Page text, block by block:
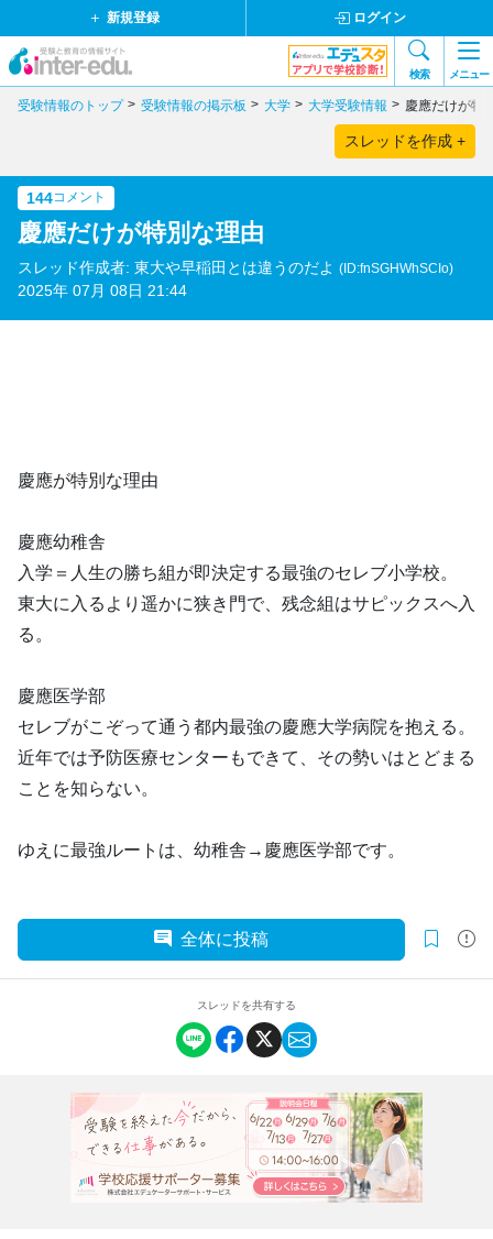
新規登録 ログイン
検索 メニュー
受験情報のトップ 受験情報の掲示板 大学 大学受験情報 慶應だけが特
スレッドを作成 +
144コメント
慶應だけが特別な理由
スレッド作成者: 東大や早稲田とは違うのだよ (ID:fnSGHWhSCIo)
2025年 07月 08日 21:44
慶應が特別な理由
慶應幼稚舎
入学＝人生の勝ち組が即決定する最強のセレブ小学校。
東大に入るより遥かに狭き門で、残念組はサピックスへ入
る。
慶應医学部
セレブがこぞって通う都内最強の慶應大学病院を抱える。
近年では予防医療センターもできて、その勢いはとどまる
ことを知らない。
ゆえに最強ルートは、幼稚舎→慶應医学部です。
全体に投稿
スレッドを共有する